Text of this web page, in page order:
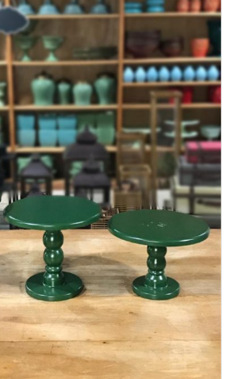
Lost Password
Cadastrar Conta